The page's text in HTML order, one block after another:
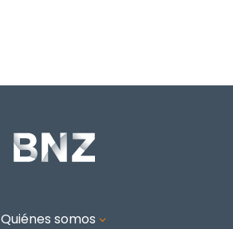
Quiénes somos 3